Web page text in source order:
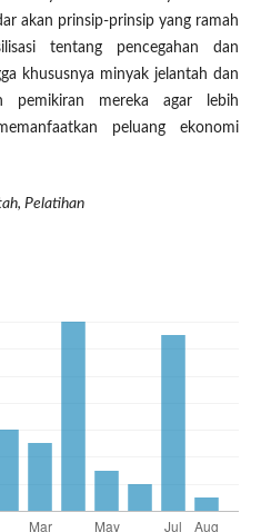
akan prinsip-prinsip yang ramah
tentang pencegahan dan
khususnya minyak jelantah dan
pemikiran mereka agar lebih
peluang ekonomi
Pelatihan